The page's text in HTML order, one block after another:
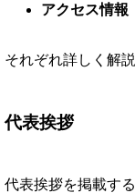
アクセス情報
それぞれ詳しく解説
代表挨拶
代表挨拶を掲載す